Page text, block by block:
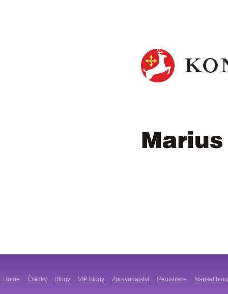
Home Články Blogy VIP blogy Zpravodajství Registrace Napsat blog